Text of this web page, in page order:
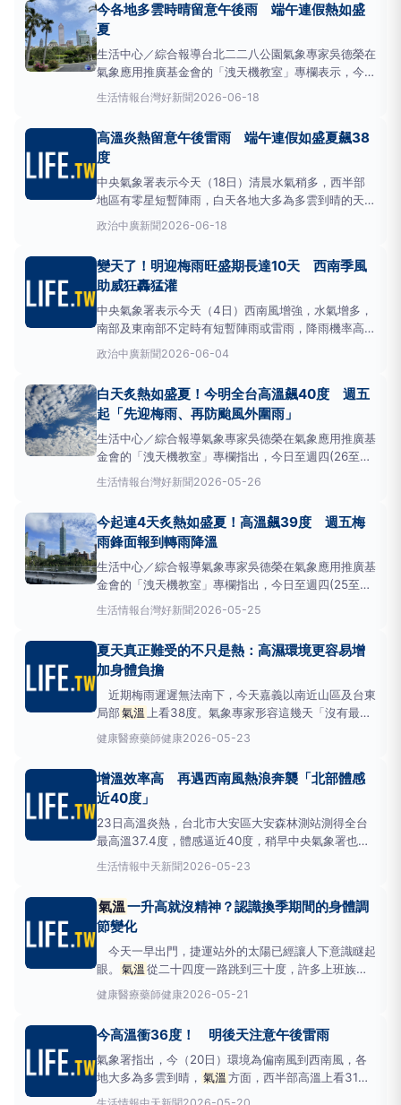
化。氣溫方面，各地高溫普遍約31至34度，感受偏
熱，尤其彰化至屏東
今各地多雲時晴留意午後雨 端午連假熱如盛
夏
生活中心／綜合報導台北二二八公園氣象專家吳德榮在
氣象應用推廣基金會的「洩天機教室」專欄表示，今
(18)日西南季風減弱，各地多雲時晴、白天炎熱，全台
最高溫達36度；大氣雖較昨日穩定，但午後仍有局部
22至35度、中部23至36度、南部23至36度、東部22
至
生活情報台灣好新聞2026-06-18
高溫炎熱留意午後雷雨 端午連假如盛夏飆38
度
中央氣象署表示今天（18日）清晨水氣稍多，西半部
地區有零星短暫陣雨，白天各地大多為多雲到晴的天
氣，午後中部以北、東北部地區及其他山區有局部短暫
雷陣雨，午後中部以北山區仍有局部大雨發生的機
局部焚風發生的機率，而彰化、臺東及花東縱谷局部地
區有36度左右
政治中廣新聞2026-06-18
變天了！明迎梅雨旺盛期長達10天 西南季風
助威狂轟猛灌
中央氣象署表示今天（4日）西南風增強，水氣增多，
南部及東南部不定時有短暫陣雨或雷雨，降雨機率高，
清晨至上午中部地區有零星短暫陣雨，其他地區仍為多
雲到晴、高溫炎熱，午後對流發展旺盛，中部以北地區
風，下午也要注意天氣的變化。氣溫方面，南臺灣高
溫稍下降到32
政治中廣新聞2026-06-04
白天炙熱如盛夏！今明全台高溫飆40度 週五
起「先迎梅雨、再防颱風外圍雨」
生活中心／綜合報導氣象專家吳德榮在氣象應用推廣基
金會的「洩天機教室」專欄指出，今日至週四(26至28
日)滯留鋒北退，水氣減少，大氣穩定；因在暖氣團
內，白天「炙熱如盛夏」，續創今年高溫，今、明
注意防晒、防中暑。今日各地區氣溫如下：北部23至
38度，
生活情報台灣好新聞2026-05-26
今起連4天炙熱如盛夏！高溫飆39度 週五梅
雨鋒面報到轉雨降溫
生活中心／綜合報導氣象專家吳德榮在氣象應用推廣基
金會的「洩天機教室」專欄指出，今日至週四(25至28
日)滯留鋒北退，水氣減少，大氣穩定；因在暖氣團
內，白天「炙熱如盛夏」，將連日屢創今年高溫、週
今日全臺最高氣溫將達39以上。各地區氣溫如下：北
部22至
生活情報台灣好新聞2026-05-25
夏天真正難受的不只是熱：高濕環境更容易增
加身體負擔
近期梅雨遲遲無法南下，今天嘉義以南近山區及台東
局部氣溫 上看38度。氣象專家形容這幾天「沒有最
熱，只有更熱」，未來一週偏熱型態仍將持續。很多人
有這樣的感受：打開手機氣象，看到數字33、34度，
重。 這個落差其實來自濕度，而這波高溫的特別之
處，在於梅雨
健康醫療藥師健康2026-05-23
增溫效率高 再遇西南風熱浪奔襲「北部體感
近40度」
23日高溫炎熱，台北市大安區大安森林測站測得全台
最高溫37.4度，體感逼近40度，稍早中央氣象署也發
布10縣市高溫資訊，前氣象局長鄭明典指出，23日逆
溫層低且風速弱，日照增溫效率高，因此
弱，導致日照增溫效率高，氣象粉專「台灣颱風論壇｜
天氣特急」
生活情報中天新聞2026-05-23
氣溫一升高就沒精神？認識換季期間的身體調
節變化
今天一早出門，捷運站外的太陽已經讓人下意識瞇起
眼。
氣溫從二十四度一路跳到三十度，許多上班族下
午三點過後就開始覺得頭重、思緒變慢，明明工作量沒
變，整個人卻像被悶在棉被裡。這不是個案，而是台灣
出現的反應。 圖說：夏天一件能即時排汗、瞬間降溫
的薄外套
健康醫療藥師健康2026-05-21
今高溫衝36度！ 明後天注意午後雷雨
氣象署指出，今（20日）環境為偏南風到西南風，各
地大多為多雲到晴， 氣溫方面，西半部高溫上看31
度，南部更有機會來到36度，氣象專家吳德榮則提